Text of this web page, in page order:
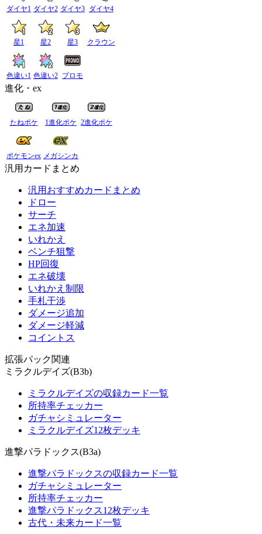
ダイヤ1 ダイヤ2 ダイヤ3 ダイヤ4
星1 星2 星3 クラウン
色違い1 色違い2 プロモ
進化・ex
たねポケ 1進化ポケ 2進化ポケ
ポケモンex メガシンカ
汎用カードまとめ
汎用おすすめカードまとめ
ドロー
サーチ
エネ加速
いれかえ
ベンチ狙撃
HP回復
エネ破壊
いれかえ制限
手札干渉
ダメージ追加
ダメージ軽減
コイントス
拡張パック関連
ミラクルデイズ(B3b)
ミラクルデイズの収録カード一覧
所持率チェッカー
ガチャシミュレーター
ミラクルデイズ12枚デッキ
進撃パラドックス(B3a)
進撃パラドックスの収録カード一覧
ガチャシミュレーター
所持率チェッカー
進撃パラドックス12枚デッキ
古代・未来カード一覧